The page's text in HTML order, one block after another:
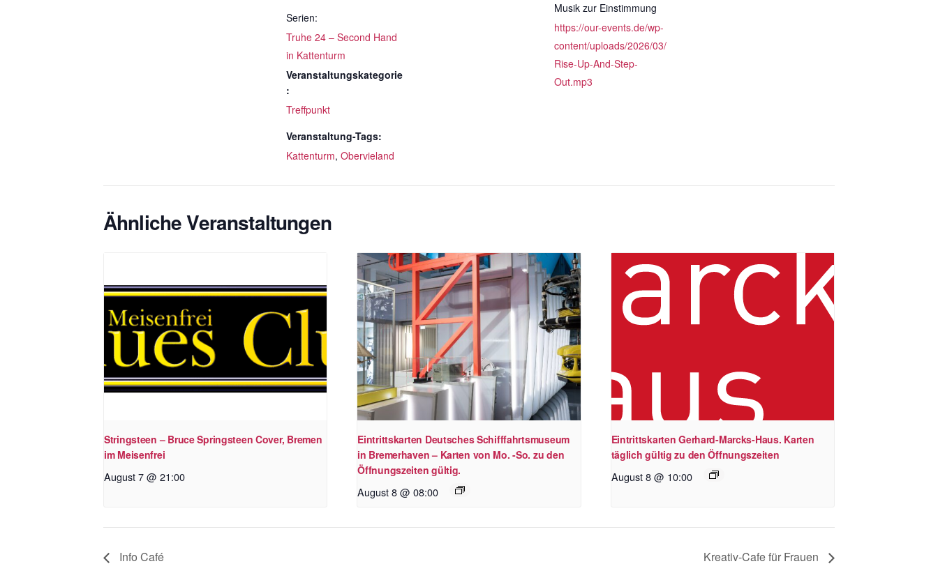
Serien:
Truhe 24 – Second Hand
in Kattenturm
Veranstaltungskategorie
:
Treffpunkt
Veranstaltung-Tags:
Kattenturm, Obervieland
Musik zur Einstimmung
https://our-events.de/wp-
content/uploads/2026/03/
Rise-Up-And-Step-
Out.mp3
Ähnliche Veranstaltungen
Stringsteen – Bruce Springsteen Cover, Bremen
im Meisenfrei
August 7 @ 21:00
Eintrittskarten Deutsches Schifffahrtsmuseum
in Bremerhaven – Karten von Mo. -So. zu den
Öffnungszeiten gültig.
August 8 @ 08:00
Eintrittskarten Gerhard-Marcks-Haus. Karten
täglich gültig zu den Öffnungszeiten
August 8 @ 10:00
Info Café Kreativ-Cafe für Frauen